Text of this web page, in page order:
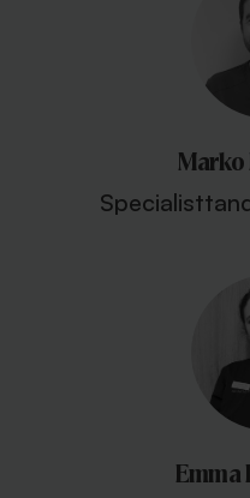
Marko
Emma